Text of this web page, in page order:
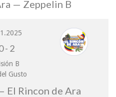
— Zeppelin B
- 2
B
Gusto
El Rincon de Ara